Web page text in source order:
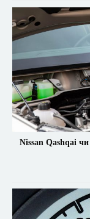
Nissan Qashqai